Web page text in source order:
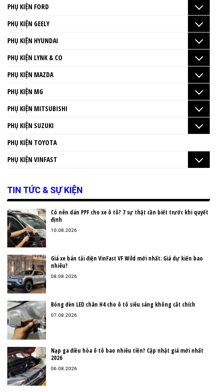
PHỤ KIỆN FORD
PHỤ KIỆN GEELY
PHỤ KIỆN HYUNDAI
PHỤ KIỆN LYNK & CO
PHỤ KIỆN MAZDA
PHỤ KIỆN MG
PHỤ KIỆN MITSUBISHI
PHỤ KIỆN SUZUKI
PHỤ KIỆN TOYOTA
PHỤ KIỆN VINFAST
TIN TỨC & SỰ KIỆN
Có nên dán PPF cho xe ô tô? 7 sự thật cần biết trước khi quyết
định
10.08.2026
Giá xe bán tải điện VinFast VF Wild mới nhất: Giá dự kiến bao
nhiêu?
08.08.2026
Bóng đèn LED chân H4 cho ô tô siêu sáng không cắt chích
07.08.2026
Nạp ga điều hòa ô tô bao nhiêu tiền? Cập nhật giá mới nhất
2026
06.08.2026